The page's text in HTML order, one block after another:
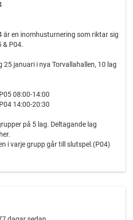
är en inomhusturnering som riktar sig
& P04.
25 januari i nya Torvallahallen, 10 lag
08:00-14:00
14:00-20:30
på 5 lag. Deltagande lag
i varje grupp går till slutspel.(P04)
god tid före turneringsstart.
i(P04) åldersklass
(P04)